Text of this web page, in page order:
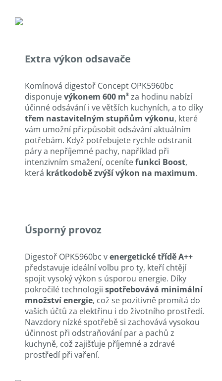
Extra výkon odsavače
Komínová digestoř Concept OPK5960bc
disponujevýkonem 600 m³za hodinu nabízí
účinné odsávání i ve větších kuchyních, a to díky
třem nastavitelným stupňům výkonu, které
vám umožní přizpůsobit odsávání aktuálním
potřebám. Když potřebujete rychle odstranit
páry a nepříjemné pachy, například při
intenzivním smažení, ocenítefunkci Boost,
která krátkodobě zvýší výkon na maximum.
Úsporný provoz
Digestoř OPK5960bc venergetické třídě A++
představuje ideální volbu pro ty, kteří chtějí
spojit vysoký výkon s úsporou energie. Díky
pokročilé technologii spotřebovává minimální
množství energie, což se pozitivně promítá do
vašich účtů za elektřinu i do životního prostředí.
Navzdory nízké spotřebě si zachovává vysokou
účinnost při odstraňování par a pachů z
kuchyně, což zajišťuje příjemné a zdravé
prostředí při vaření.